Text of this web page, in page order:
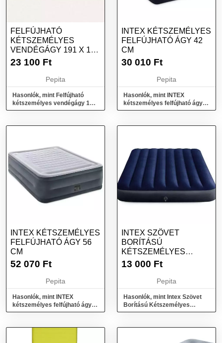
FELFÚJHATÓ
KÉTSZEMÉLYES
VENDÉGÁGY 191 X 137
X 22 CM
23 100 Ft
Pepita
Hasonlók, mint Felfújható
kétszemélyes vendégágy 191
x 137 x 22 cm hálózsákkal
INTEX KÉTSZEMÉLYES
FELFÚJHATÓ ÁGY 42
CM
30 010 Ft
Pepita
Hasonlók, mint INTEX
kétszemélyes felfújható ágy
42 cm
INTEX KÉTSZEMÉLYES
FELFÚJHATÓ ÁGY 56
CM
52 070 Ft
Pepita
Hasonlók, mint INTEX
kétszemélyes felfújható ágy
56 cm
INTEX SZÖVET
BORÍTÁSÚ
KÉTSZEMÉLYES
FELFÚJHATÓ MATRAC
13 000 Ft
Pepita
Hasonlók, mint Intex Szövet
Borítású Kétszemélyes
Felfújható Matrac